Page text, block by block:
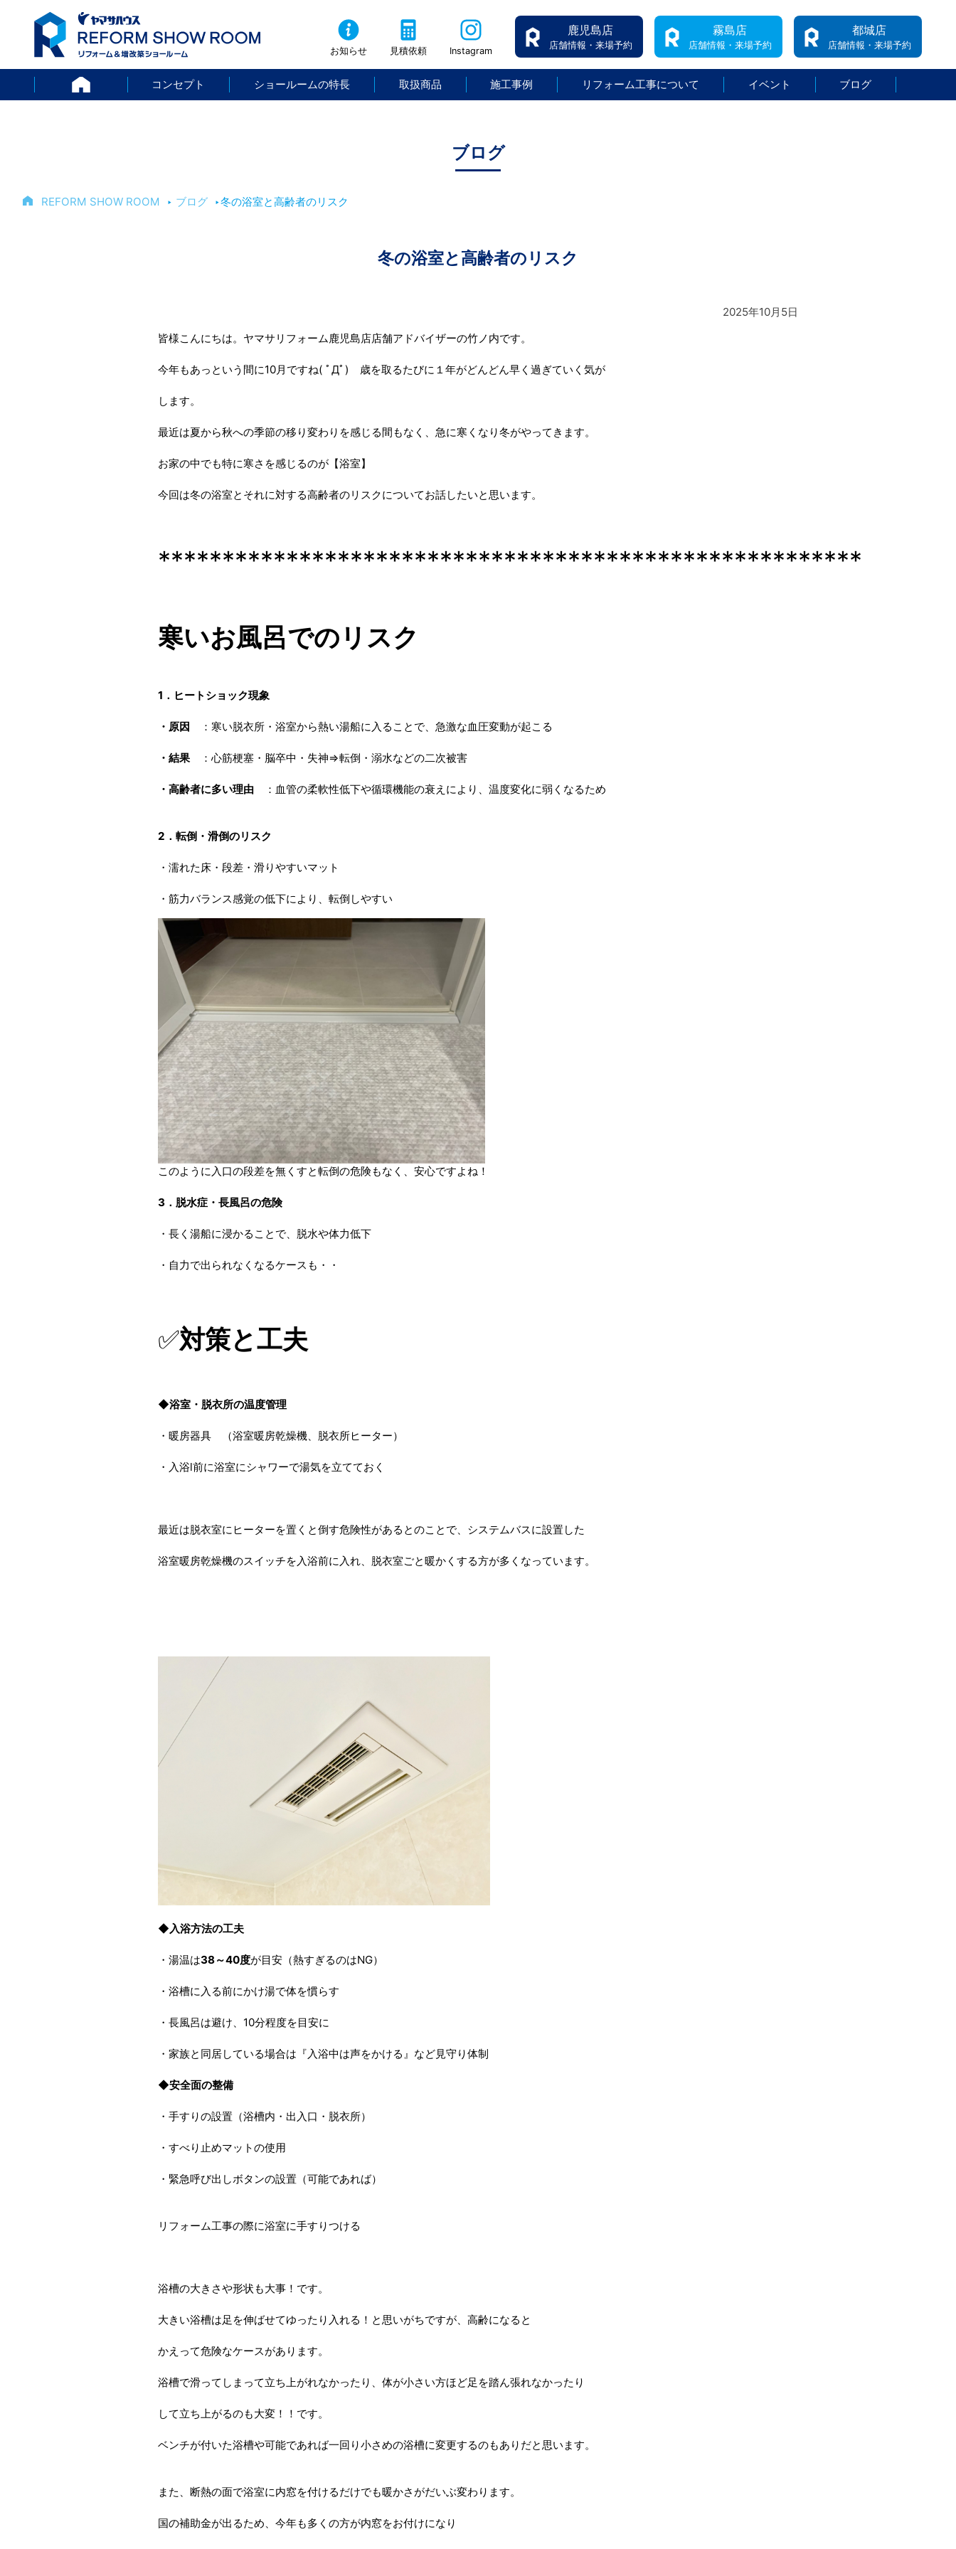
お知らせ 見積依頼 Instagram
鹿児島店
店舗情報・来場予約
霧島店
店舗情報・来場予約
都城店
店舗情報・来場予約
HOMEコンセプト ショールームの特長 取扱商品 施工事例 リフォーム工事について イベント ブログ
ブログ
REFORM SHOW ROOM ‣ ブログ ‣冬の浴室と高齢者のリスク
冬の浴室と高齢者のリスク
2025年10月5日
皆様こんにちは。ヤマサリフォーム鹿児島店店舗アドバイザーの竹ノ内です。
今年もあっという間に10月ですね( ﾟДﾟ) 歳を取るたびに１年がどんどん早く過ぎていく気が
します。
最近は夏から秋への季節の移り変わりを感じる間もなく、急に寒くなり冬がやってきます。
お家の中でも特に寒さを感じるのが【浴室】
今回は冬の浴室とそれに対する高齢者のリスクについてお話したいと思います。
*******************************************************
寒いお風呂でのリスク
1．ヒートショック現象
・原因 ：寒い脱衣所・浴室から熱い湯船に入ることで、急激な血圧変動が起こる
・結果 ：心筋梗塞・脳卒中・失神⇒転倒・溺水などの二次被害
・高齢者に多い理由 ：血管の柔軟性低下や循環機能の衰えにより、温度変化に弱くなるため
2．転倒・滑倒のリスク
・濡れた床・段差・滑りやすいマット
・筋力バランス感覚の低下により、転倒しやすい
このように入口の段差を無くすと転倒の危険もなく、安心ですよね！
3．脱水症・長風呂の危険
・長く湯船に浸かることで、脱水や体力低下
・自力で出られなくなるケースも・・
✅対策と工夫
◆浴室・脱衣所の温度管理
・暖房器具 （浴室暖房乾燥機、脱衣所ヒーター）
・入浴l前に浴室にシャワーで湯気を立てておく
最近は脱衣室にヒーターを置くと倒す危険性があるとのことで、システムバスに設置した
浴室暖房乾燥機のスイッチを入浴前に入れ、脱衣室ごと暖かくする方が多くなっています。
◆入浴方法の工夫
・湯温は38～40度が目安（熱すぎるのはNG）
・浴槽に入る前にかけ湯で体を慣らす
・長風呂は避け、10分程度を目安に
・家族と同居している場合は『入浴中は声をかける』など見守り体制
◆安全面の整備
・手すりの設置（浴槽内・出入口・脱衣所）
・すべり止めマットの使用
・緊急呼び出しボタンの設置（可能であれば）
リフォーム工事の際に浴室に手すりつける
浴槽の大きさや形状も大事！です。
大きい浴槽は足を伸ばせてゆったり入れる！と思いがちですが、高齢になると
かえって危険なケースがあります。
浴槽で滑ってしまって立ち上がれなかったり、体が小さい方ほど足を踏ん張れなかったり
して立ち上がるのも大変！！です。
ベンチが付いた浴槽や可能であれば一回り小さめの浴槽に変更するのもありだと思います。
また、断熱の面で浴室に内窓を付けるだけでも暖かさがだいぶ変わります。
国の補助金が出るため、今年も多くの方が内窓をお付けになり